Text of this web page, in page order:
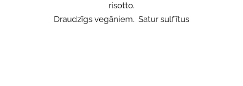
risotto.
Draudzīgs vegāniem. Satur sulfītus